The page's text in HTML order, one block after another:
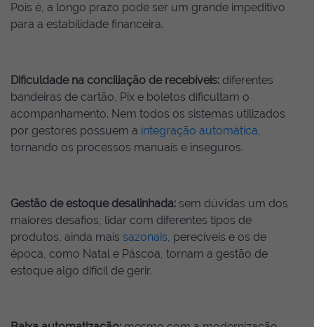
Pois é, a longo prazo pode ser um grande impeditivo
para a estabilidade financeira.
Dificuldade na conciliação de recebíveis: diferentes
bandeiras de cartão, Pix e boletos dificultam o
acompanhamento. Nem todos os sistemas utilizados
por gestores possuem a integração automática,
tornando os processos manuais e inseguros.
Gestão de estoque desalinhada: sem dúvidas um dos
maiores desafios, lidar com diferentes tipos de
produtos, ainda mais sazonais, perecíveis e os de
época, como Natal e Páscoa, tornam a gestão de
estoque algo difícil de gerir.